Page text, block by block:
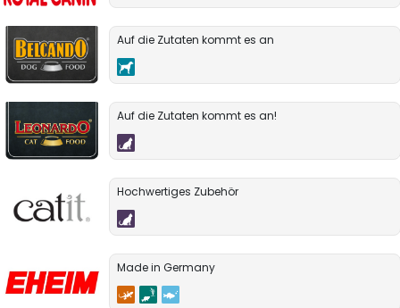
Auf die Zutaten kommt es an
Auf die Zutaten kommt es an!
Hochwertiges Zubehör
Made in Germany